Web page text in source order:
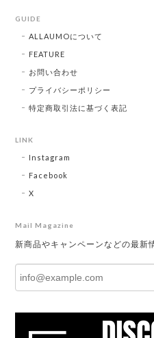
GUIDE
ALLAUMOについて
FEATURE
お問い合わせ
プライバシーポリシー
特定商取引法に基づく表記
LINK
Instagram
Facebook
X
Mail Magazine
新商品やキャンペーンなどの最新